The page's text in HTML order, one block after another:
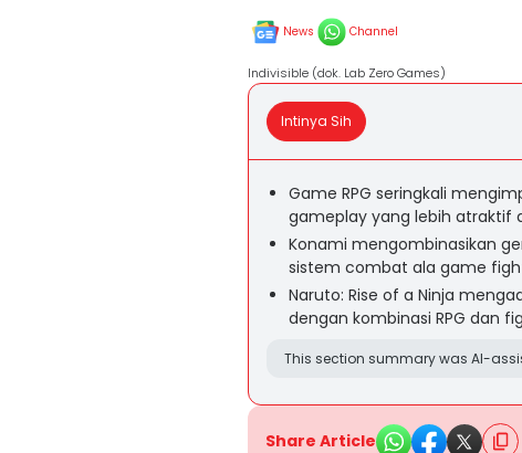
News Channel
Indivisible (dok. Lab Zero Games)
Intinya Sih
Game RPG seringkali
gameplay yang lebih atraktif
Konami mengombinasikan
sistem combat ala game
Naruto: Rise of a Ninja
dengan kombinasi RPG dan
This section summary was AI-
Share Article